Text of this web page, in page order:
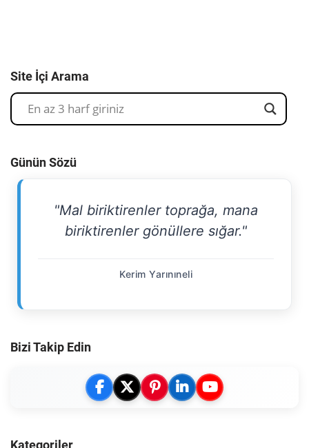
Site İçi Arama
Günün Sözü
"Mal biriktirenler toprağa, mana
biriktirenler gönüllere sığar."
Kerim Yarınıneli
Bizi Takip Edin
Kategoriler